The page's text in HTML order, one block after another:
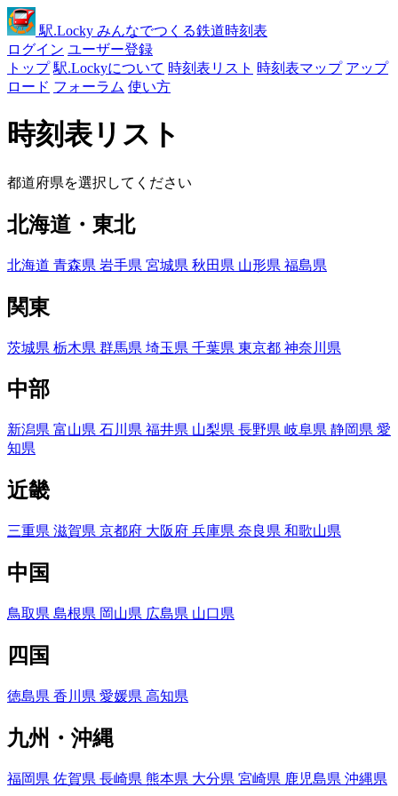
駅.Locky みんなでつくる鉄道時刻表
ログイン ユーザー登録
トップ 駅.Lockyについて 時刻表リスト 時刻表マップ アップ
ロード フォーラム 使い方
時刻表リスト
都道府県を選択してください
北海道・東北
北海道 青森県 岩手県 宮城県 秋田県 山形県 福島県
関東
茨城県 栃木県 群馬県 埼玉県 千葉県 東京都 神奈川県
中部
新潟県 富山県 石川県 福井県 山梨県 長野県 岐阜県 静岡県 愛
知県
近畿
三重県 滋賀県 京都府 大阪府 兵庫県 奈良県 和歌山県
中国
鳥取県 島根県 岡山県 広島県 山口県
四国
徳島県 香川県 愛媛県 高知県
九州・沖縄
福岡県 佐賀県 長崎県 熊本県 大分県 宮崎県 鹿児島県 沖縄県